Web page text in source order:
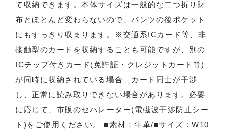
て収納できます。本体サイズは一般的な二つ折り財
布とほとんど変わらないので、パンツの後ポケット
にもすっきり収まります。※交通系ICカード等、非
接触型のカードを収納することも可能ですが、別の
ICチップ付きカード(免許証・クレジットカード等)
が同時に収納されている場合、カード同士が干渉
し、正常に読み取りできない場合があります。必要
に応じて、市販のセパレーター(電磁波干渉防止シー
ト)をご使用ください。 ■素材：牛革/■サイズ：W10